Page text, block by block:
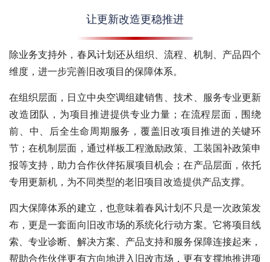
让更新改造更稳推进
除业务支持外，春风计划还从组织、流程、机制、产品四个
维度，进一步完善旧改项目的保障体系。
在组织层面，日立中央空调组建销售、技术、服务专业更新
改造团队，为项目推进提供专业力量；在流程层面，围绕
前、中、后全生命周期服务，覆盖旧改项目推进的关键环
节；在机制层面，通过样板工程激励政策、工装国补政策申
报等支持，助力合作伙伴拓展项目机会；在产品层面，依托
专用更新机，为不同类型的老旧项目改造提供产品支撑。
四大保障体系的建立，也意味着春风计划不只是一次政策发
布，更是一套面向旧改市场的系统化行动方案。它将项目线
索、专业诊断、解决方案、产品支持和服务保障连接起来，
帮助合作伙伴更有方向地进入旧改市场，更有支撑地推进项